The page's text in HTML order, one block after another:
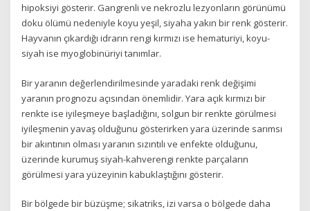
hipoksiyi gösterir. Gangrenli ve nekrozlu lezyonların görünümü
doku ölümü nedeniyle koyu yeşil, siyaha yakın bir renk gösterir.
Hayvanın çıkardığı idrarın rengi kırmızı ise hematuriyi, koyu-
siyah ise myoglobinüriyi tanımlar.
Bir yaranın değerlendirilmesinde yaradaki renk değişimi
yaranın prognozu açısından önemlidir. Yara açık kırmızı bir
renkte ise iyileşmeye başladığını, solgun bir renkte görülmesi
iyileşmenin yavaş olduğunu gösterirken yara üzerinde sarımsı
bir akıntının olması yaranın sızıntılı ve enfekte olduğunu,
üzerinde kurumuş siyah-kahverengi renkte parçaların
görülmesi yara yüzeyinin kabuklaştığını gösterir.
Bir bölgede bir büzüşme; sikatriks, izi varsa o bölgede daha